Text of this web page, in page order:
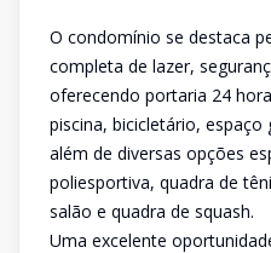
O condomínio se destaca
completa de lazer,
oferecendo portaria 24
piscina, bicicletário,
além de diversas opções
poliesportiva, quadra de
salão e quadra de squash.
Uma excelente